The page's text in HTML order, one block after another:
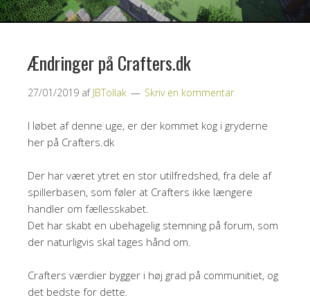
Ændringer på Crafters.dk
27/01/2019 af JBTollak Skriv en kommentar
I løbet af denne uge, er der kommet kog i gryderne
her på Crafters.dk
Der har været ytret en stor utilfredshed, fra dele af
spillerbasen, som føler at Crafters ikke længere
handler om fællesskabet.
Det har skabt en ubehagelig stemning på forum, som
der naturligvis skal tages hånd om.
Crafters værdier bygger i høj grad på communitiet, og
det bedste for dette.